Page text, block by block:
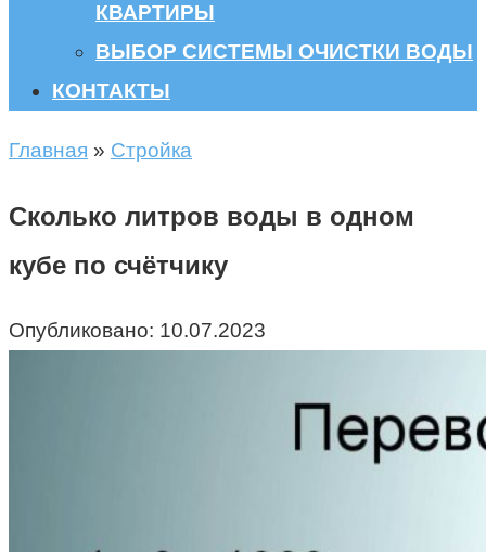
КВАРТИРЫ
ВЫБОР СИСТЕМЫ ОЧИСТКИ ВОДЫ
КОНТАКТЫ
Главная » Стройка
Сколько литров воды в одном
кубе по счётчику
Опубликовано: 10.07.2023